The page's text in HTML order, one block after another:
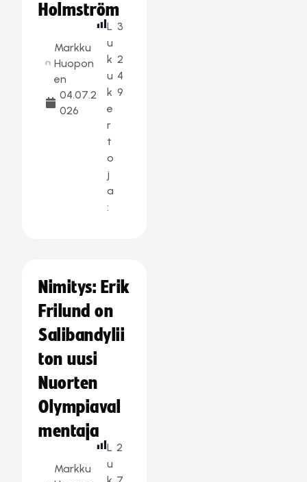
Holmström
Markku
Huopon
en
04.07.2
026
L
u
k
u
k
e
r
t
o
j
a
:
3
2
4
9
Nimitys: Erik
Frilund on
Salibandylii
ton uusi
Nuorten
Olympiaval
mentaja
Markku
L
u
2